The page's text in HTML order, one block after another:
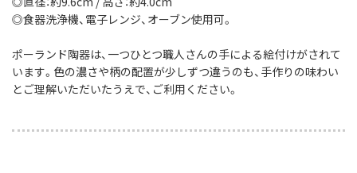
◎食器洗浄機、電子レンジ、オーブン使用可。
ポーランド陶器は、一つひとつ職人さんの手による絵付けがされて
います。色の濃さや柄の配置が少しずつ違うのも、手作りの味わい
とご理解いただいたうえで、ご利用ください。